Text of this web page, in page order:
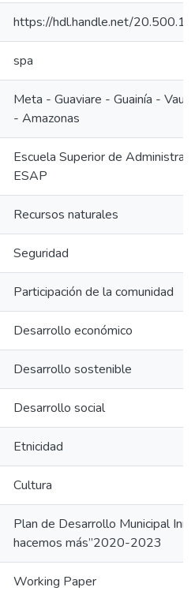
https://hdl.handle.net/
spa
Meta - Guaviare - Guainía -
- Amazonas
Escuela Superior de
ESAP
Recursos naturales
Seguridad
Participación de la comunidad
Desarrollo económico
Desarrollo sostenible
Desarrollo social
Etnicidad
Cultura
Plan de Desarrollo Municipal
hacemos más”2020-2023
Working Paper